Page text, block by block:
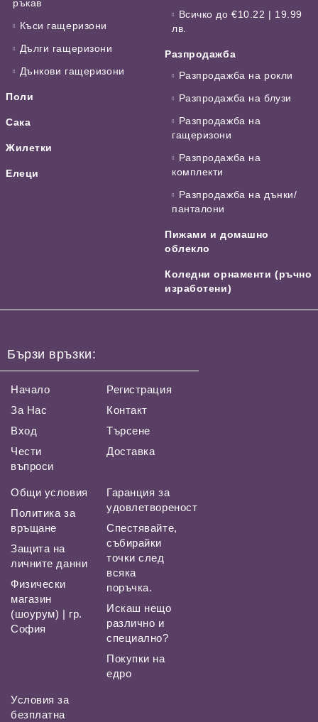
ръкав
Къси гащеризони
Дълги гащеризони
Дънкови гащеризони
Поли
Сака
Жилетки
Елеци
Всичко до €10.22 | 19.99
лв.
Разпродажба
Разпродажба на рокли
Разпродажба на блузи
Разпродажба на
гащеризони
Разпродажба на
комплекти
Разпродажба на дънки/
панталони
Пижами и домашно
облекло
Коледни орнаменти (ръчно
изработени)
Бързи връзки:
Начало
За Нас
Вход
Чести
въпроси
Регистрация
Контакт
Търсене
Доставка
Общи условия
Политика за
връщане
Защита на
личните данни
Физически
магазин
(шоурум) | гр.
София
Гаранция за
удовлетвореност
Спестявайте,
събирайки
точки след
всяка
поръчка.
Искаш нещо
различно и
специално?
Покупки на
едро
Условия за
безплатна